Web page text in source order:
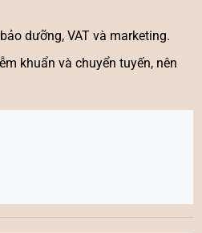
dưỡng, VAT và marketing.
khuẩn và chuyển tuyến, nên